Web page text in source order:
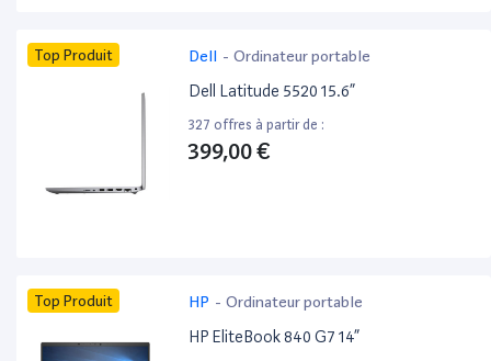
Top Produit Dell - Ordinateur portable
Dell Latitude 5520 15.6”
327 offres à partir de :
399,00 €
Top Produit HP - Ordinateur portable
HP EliteBook 840 G7 14”